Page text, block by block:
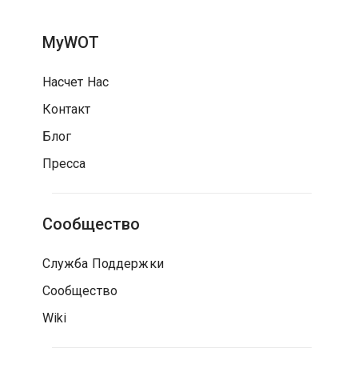
MyWOT
Насчет Нас
Контакт
Блог
Пресса
Сообщество
Служба Поддержки
Сообщество
Wiki